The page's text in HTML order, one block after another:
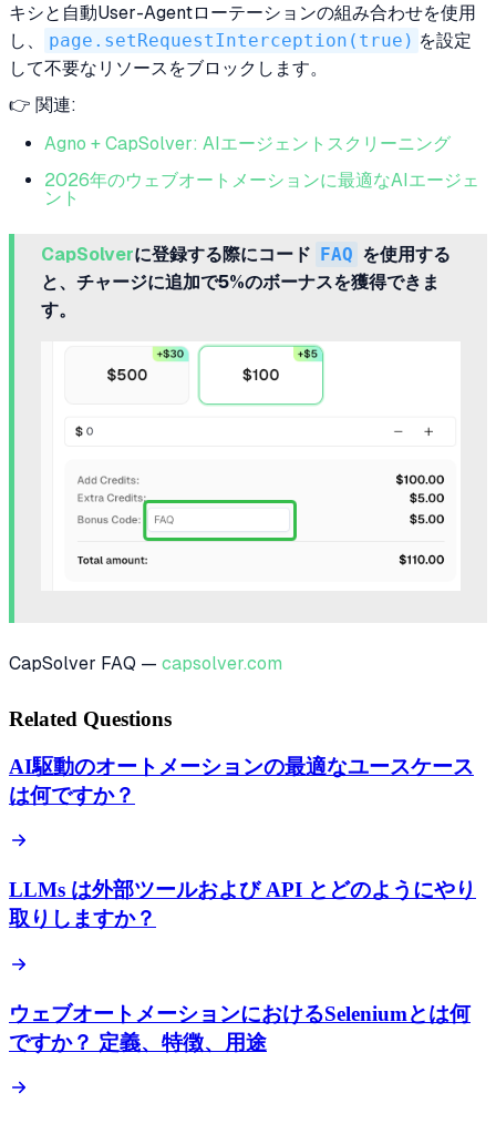
キシと自動User-Agentローテーションの組み合わせを使用
し、
page.setRequestInterception(true) を設定
して不要なリソースをブロックします。
👉 関連:
Agno + CapSolver: AIエージェントスクリーニング
2026年のウェブオートメーションに最適なAIエージェ
ント
CapSolverに登録する際にコード FAQ を使用する
と、チャージに追加で5%のボーナスを獲得できま
す。
CapSolver FAQ — capsolver.com
Related Questions
AI駆動のオートメーションの最適なユースケース
は何ですか？
LLMs は外部ツールおよび API とどのようにやり
取りしますか？
ウェブオートメーションにおけるSeleniumとは何
ですか？ 定義、特徴、用途